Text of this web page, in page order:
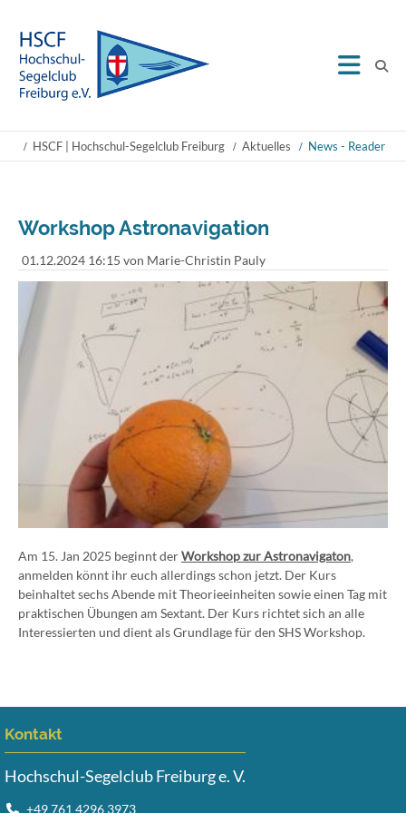
HSCF | Hochschul-Segelclub Freiburg Aktuelles News - Reader
Workshop Astronavigation
01.12.2024 16:15 von Marie-Christin Pauly
Am 15. Jan 2025 beginnt derWorkshop zur Astronavigaton,
anmelden könnt ihr euch allerdings schon jetzt. Der Kurs
beinhaltet sechs Abende mit Theorieeinheiten sowie einen Tag mit
praktischen Übungen am Sextant. Der Kurs richtet sich an alle
Interessierten und dient als Grundlage für den SHS Workshop.
Kontakt
Hochschul-Segelclub Freiburg e. V.
+49 761 4296 3973